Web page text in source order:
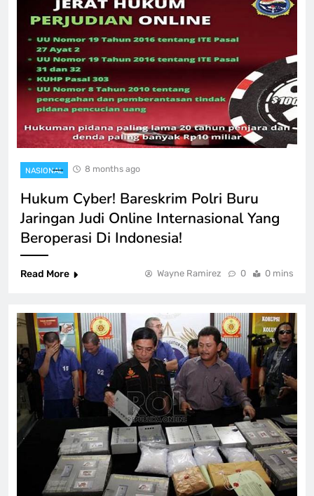
NASIONAL 8 months ago
Hukum Cyber! Bareskrim Polri Buru
Jaringan Judi Online Internasional Yang
Beroperasi Di Indonesia!
Read More Wayne Ramirez 0 0 mins